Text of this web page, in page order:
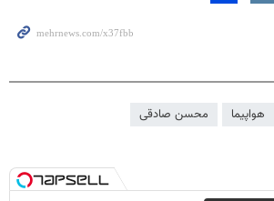
هواپیما محسن صادقی